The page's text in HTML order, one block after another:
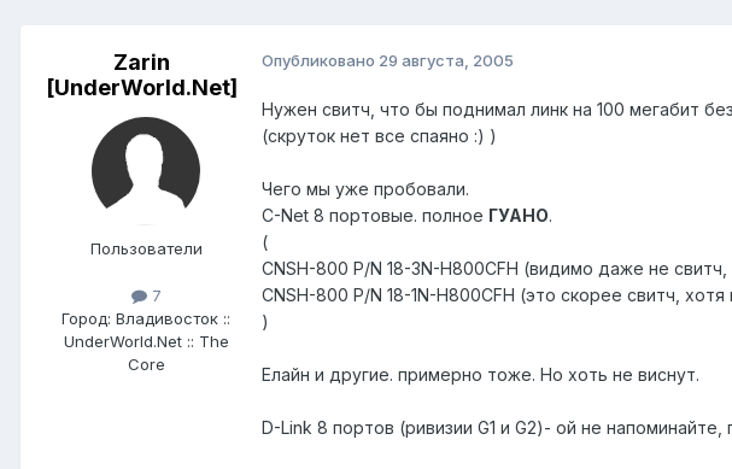
Zarin
[UnderWorld.Net]
Пользователи
7
Город: Владивосток ::
UnderWorld.Net :: The
Core
Опубликовано 29 августа, 2005
Нужен свитч, что бы поднимал линк на 100 мегабит
(скруток нет все спаяно :) )
Чего мы уже пробовали.
C-Net 8 портовые. полное ГУАНО.
(
CNSH-800 P/N 18-3N-H800CFH (видимо даже не
CNSH-800 P/N 18-1N-H800CFH (это скорее свитч,
)
Елайн и другие. примерно тоже. Но хоть не виснут.
D-Link 8 портов (ривизии G1 и G2)- ой не